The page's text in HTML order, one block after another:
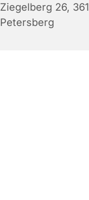
Ziegelberg 26,
Petersberg